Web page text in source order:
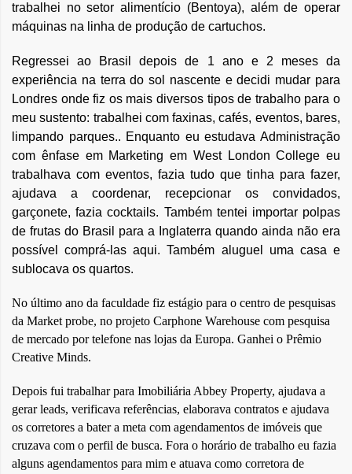
trabalhei no setor alimentício (Bentoya), além de operar
máquinas na linha de produção de cartuchos.
Regressei ao Brasil depois de 1 ano e 2 meses da
experiência na terra do sol nascente e decidi mudar para
Londres onde fiz os mais diversos tipos de trabalho para o
meu sustento: trabalhei com faxinas, cafés, eventos, bares,
limpando parques.. Enquanto eu estudava Administração
com ênfase em Marketing em West London College eu
trabalhava com eventos, fazia tudo que tinha para fazer,
ajudava a coordenar, recepcionar os convidados,
garçonete, fazia cocktails. Também tentei importar polpas
de frutas do Brasil para a Inglaterra quando ainda não era
possível comprá-las aqui. Também aluguel uma casa e
sublocava os quartos.
No último ano da faculdade fiz estágio para o centro de pesquisas
da Market probe, no projeto Carphone Warehouse com pesquisa
de mercado por telefone nas lojas da Europa. Ganhei o Prêmio
Creative Minds.
Depois fui trabalhar para Imobiliária Abbey Property, ajudava a
gerar leads, verificava referências, elaborava contratos e ajudava
os corretores a bater a meta com agendamentos de imóveis que
cruzava com o perfil de busca. Fora o horário de trabalho eu fazia
alguns agendamentos para mim e atuava como corretora de